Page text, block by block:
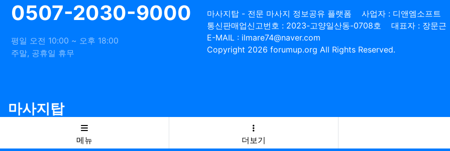
0507-2030-9000
평일 오전 10:00 ~ 오후 18:00
주말, 공휴일 휴무
마사지탑 - 전문 마사지 정보공유 플랫폼
사업자 : 디앤엠소프트
통신판매업신고번호 : 2023-고양일산동-0708호
대표자 : 장문근
E-MAIL : ilmare74@naver.com
Copyright 2026 forumup.org All Rights Reserved.
마사지탑
메뉴
더보기